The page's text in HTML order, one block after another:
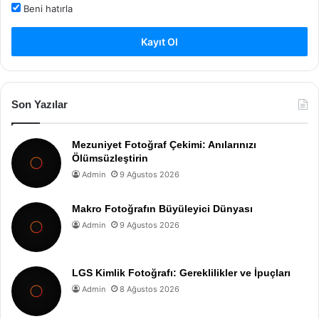
Beni hatırla
Kayıt Ol
Son Yazılar
Mezuniyet Fotoğraf Çekimi: Anılarınızı
Ölümsüzleştirin
Admin 9 Ağustos 2026
Makro Fotoğrafın Büyüleyici Dünyası
Admin 9 Ağustos 2026
LGS Kimlik Fotoğrafı: Gereklilikler ve İpuçları
Admin 8 Ağustos 2026